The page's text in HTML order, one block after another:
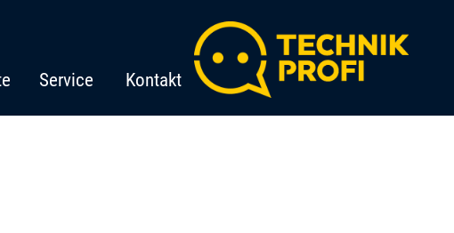
Service Kontakt